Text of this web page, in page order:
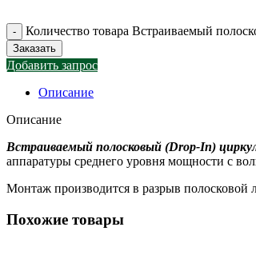
Количество товара Встраиваемый
Заказать
Добавить запрос
Описание
Описание
Встраиваемый полосковый (Drop-In)
аппаратуры среднего уровня мощности с
Монтаж производится в разрыв полосковой
Похожие товары